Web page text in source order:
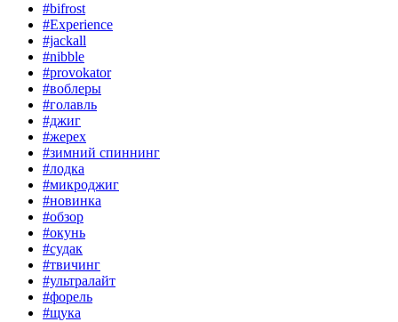
#bifrost
#Experience
#jackall
#nibble
#provokator
#воблеры
#голавль
#джиг
#жерех
#зимний спиннинг
#лодка
#микроджиг
#новинка
#обзор
#окунь
#судак
#твичинг
#ультралайт
#форель
#щука